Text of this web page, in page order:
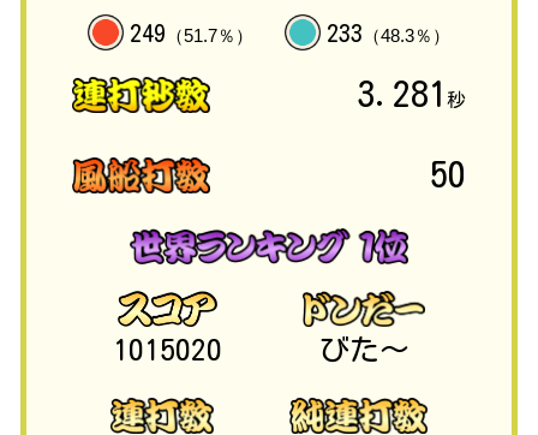
249 （51.7％） 233 （48.3％）
3.281 秒
50
1015020 びた～